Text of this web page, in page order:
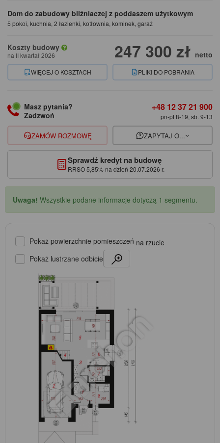
Dom do zabudowy bliźniaczej z poddaszem użytkowym
5 pokoi, kuchnia, 2 łazienki, kotłownia, kominek, garaż
Koszty budowy
na II kwartał 2026 247 300 zł netto
WIĘCEJ O KOSZTACH PLIKI DO POBRANIA
Masz pytania?
Zadzwoń
+48 12 37 21 900
pn-pt 8-19, sb. 9-13
ZAMÓW ROZMOWĘ ZAPYTAJ O...
Sprawdź kredyt na budowę
RRSO 5,85% na dzień 20.07.2026 r.
Uwaga! Wszystkie podane informacje dotyczą 1 segmentu.
Pokaż powierzchnie pomieszczeń na rzucie
Pokaż lustrzane odbicie